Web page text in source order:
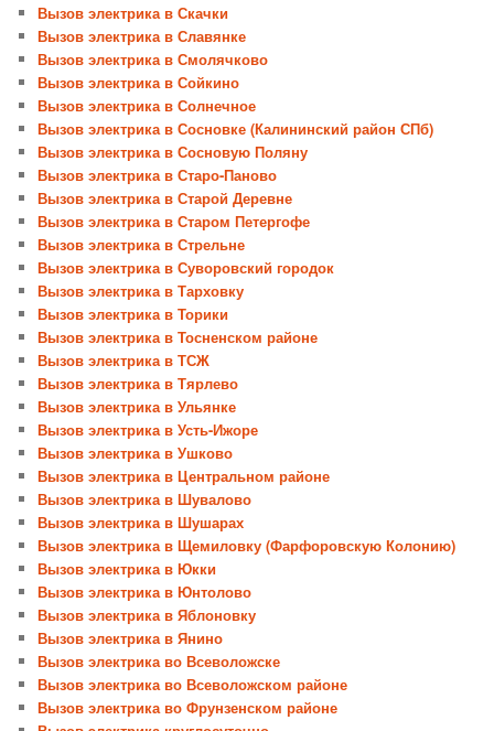
Вызов электрика в Скачки
Вызов электрика в Славянке
Вызов электрика в Смолячково
Вызов электрика в Сойкино
Вызов электрика в Солнечное
Вызов электрика в Сосновке (Калининский район СПб)
Вызов электрика в Сосновую Поляну
Вызов электрика в Старо-Паново
Вызов электрика в Старой Деревне
Вызов электрика в Старом Петергофе
Вызов электрика в Стрельне
Вызов электрика в Суворовский городок
Вызов электрика в Тарховку
Вызов электрика в Торики
Вызов электрика в Тосненском районе
Вызов электрика в ТСЖ
Вызов электрика в Тярлево
Вызов электрика в Ульянке
Вызов электрика в Усть-Ижоре
Вызов электрика в Ушково
Вызов электрика в Центральном районе
Вызов электрика в Шувалово
Вызов электрика в Шушарах
Вызов электрика в Щемиловку (Фарфоровскую Колонию)
Вызов электрика в Юкки
Вызов электрика в Юнтолово
Вызов электрика в Яблоновку
Вызов электрика в Янино
Вызов электрика во Всеволожске
Вызов электрика во Всеволожском районе
Вызов электрика во Фрунзенском районе